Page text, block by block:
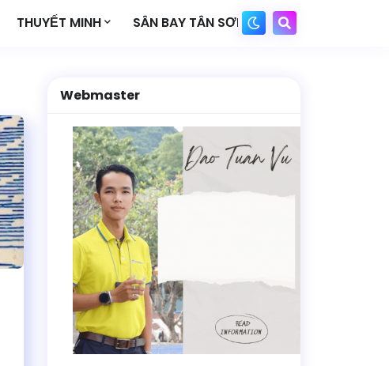
THUYẾT MINH SÂN BAY TÂN SƠN NHẤT
Webmaster